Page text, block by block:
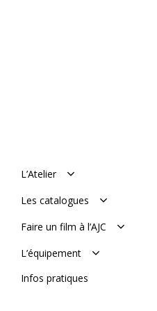
L’Atelier
Manifeste
Histoire : de 1977 à aujourd’hui
L’équipe
Mémoires de l’AJC
Les catalogues
Le catalogue en ligne
Le catalogue vimeo
Faire un film à l’AJC
Soumettre un projet
L’équipement
De tournage
De post-production
Infos pratiques